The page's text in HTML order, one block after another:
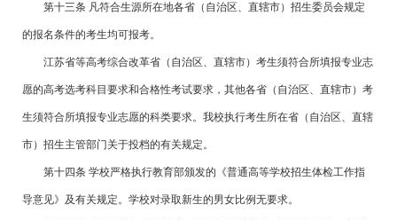
第十三条 凡符合生源所在地各省（自治区、直辖市）招生委员会规定
的报名条件的考生均可报考。
江苏省等高考综合改革省（自治区、直辖市）考生须符合所填报专业志
愿的高考选考科目要求和合格性考试要求，其他各省（自治区、直辖市）考
生须符合所填报专业志愿的科类要求。我校执行考生所在省（自治区、直辖
市）招生主管部门关于投档的有关规定。
第十四条 学校严格执行教育部颁发的《普通高等学校招生体检工作指
导意见》及有关规定。学校对录取新生的男女比例无要求。